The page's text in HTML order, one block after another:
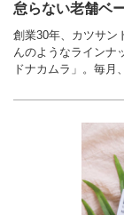
怠らない老舗ベ
創業30年、カツサン
んのようなラインナ
ドナカムラ」。毎月